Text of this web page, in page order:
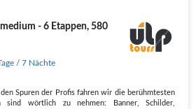
medium - 6 Etappen, 580
/ 7 Nächte
Spuren der Profis fahren wir die berühmtesten
sind wörtlich zu nehmen: Banner, Schilder,